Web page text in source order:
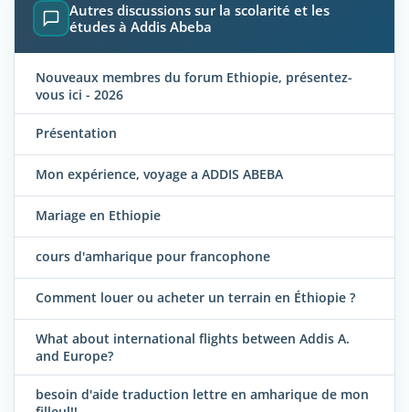
Autres discussions sur la scolarité et les
études à Addis Abeba
Nouveaux membres du forum Ethiopie, présentez-
vous ici - 2026
Présentation
Mon expérience, voyage a ADDIS ABEBA
Mariage en Ethiopie
cours d'amharique pour francophone
Comment louer ou acheter un terrain en Éthiopie ?
What about international flights between Addis A.
and Europe?
besoin d'aide traduction lettre en amharique de mon